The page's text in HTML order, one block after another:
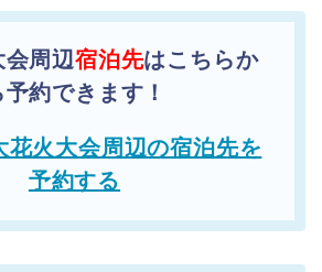
周辺宿泊先はこちらか
予約できます！
花火大会周辺の宿泊先を
予約する